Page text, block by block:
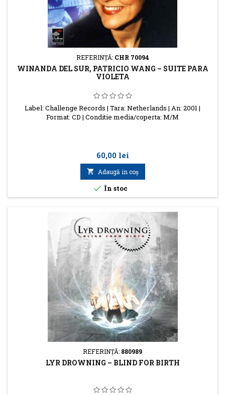
REFERINŢĂ: CHR 70094
WINANDA DEL SUR, PATRICIO WANG ‎– SUITE PARA
VIOLETA
Label: Challenge Records | Tara: Netherlands | An: 2001 |
Format: CD | Conditie media/coperta: M/M
Preţ
60,00 lei
 Adaugă in coş
 În stoc
REFERINŢĂ: 880989
LYR DROWNING – BLIND FOR BIRTH